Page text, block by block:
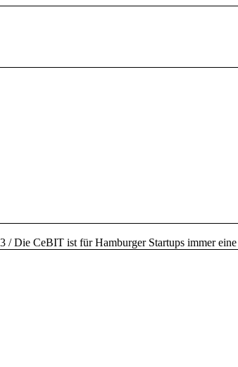
3 / Die CeBIT ist für Hamburger Startups immer